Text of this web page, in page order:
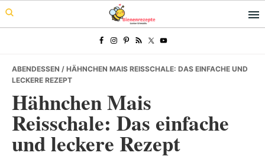
Skip
to
Skip
to
Skip
to
ABENDESSEN / HÄHNCHEN MAIS REISSCHALE: DAS EINFACHE UND
LECKERE REZEPT
Hähnchen Mais
Reisschale: Das einfache
und leckere Rezept